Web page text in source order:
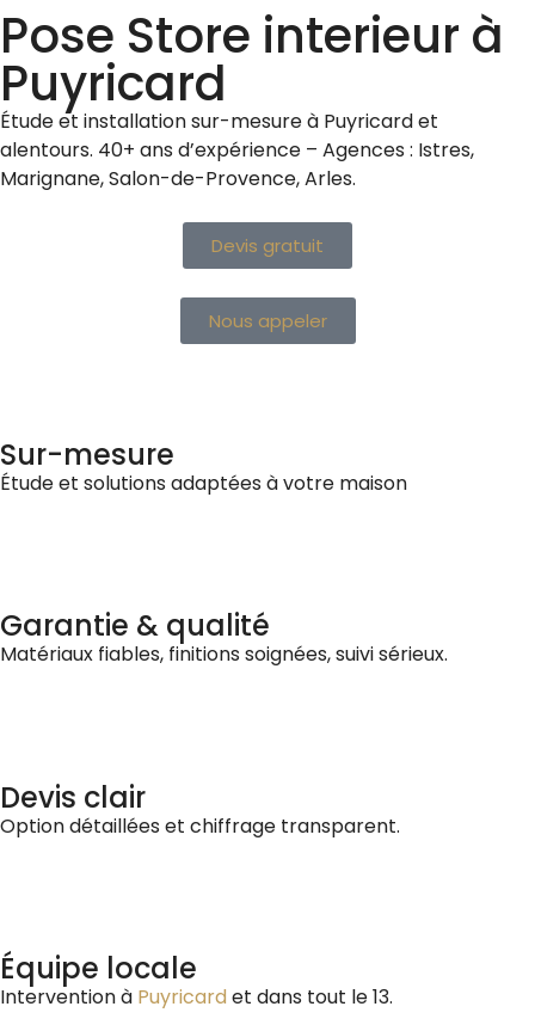
Pose Store interieur à
Puyricard
Étude et installation sur-mesure à Puyricardet
alentours. 40+ ans d’expérience – Agences : Istres,
Marignane, Salon-de-Provence, Arles.
Devis gratuit
Nous appeler
Sur-mesure
Étude et solutions adaptées à votre maison
Garantie & qualité
Matériaux fiables, finitions soignées, suivi sérieux.
Devis clair
Option détaillées et chiffrage transparent.
Équipe locale
Intervention à Puyricard et dans tout le 13.